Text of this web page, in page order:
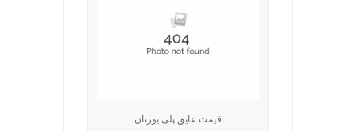
قیمت عایق پلی یورتان